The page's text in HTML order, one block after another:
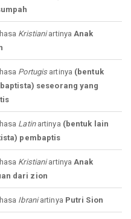
KristianiartinyaAnak
Portugisartinya (bentuk
seseorang yang
Latinartinya (bentuk lain
pembaptis
KristianiartinyaAnak
dari zion
Ibraniartinya Putri Sion